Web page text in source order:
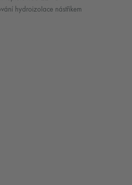
hydroizolace nástřikem